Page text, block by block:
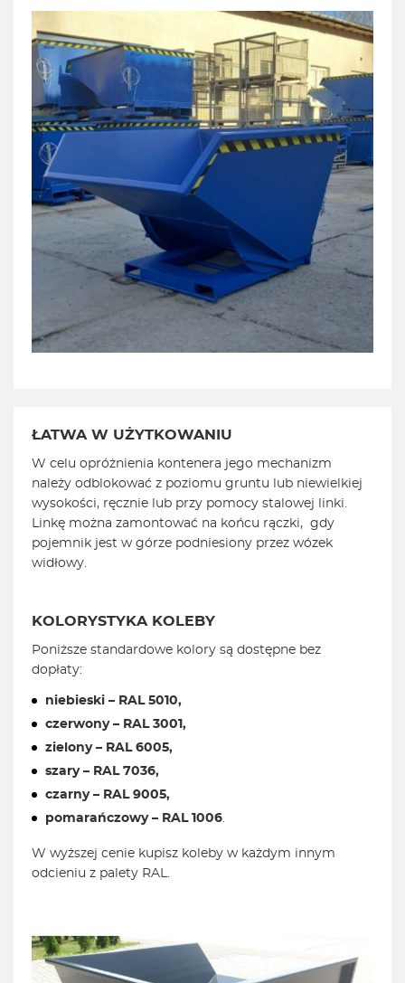
ŁATWA W UŻYTKOWANIU
W celu opróżnienia kontenera jego mechanizm
należy odblokować z poziomu gruntu lub niewielkiej
wysokości, ręcznie lub przy pomocy stalowej linki.
Linkę można zamontować na końcu rączki, gdy
pojemnik jest w górze podniesiony przez wózek
widłowy.
KOLORYSTYKA KOLEBY
Poniższe standardowe kolory są dostępne bez
dopłaty:
niebieski – RAL 5010,
czerwony – RAL 3001,
zielony – RAL 6005,
szary – RAL 7036,
czarny – RAL 9005,
pomarańczowy – RAL 1006.
W wyższej cenie kupisz koleby w każdym innym
odcieniu z palety RAL.